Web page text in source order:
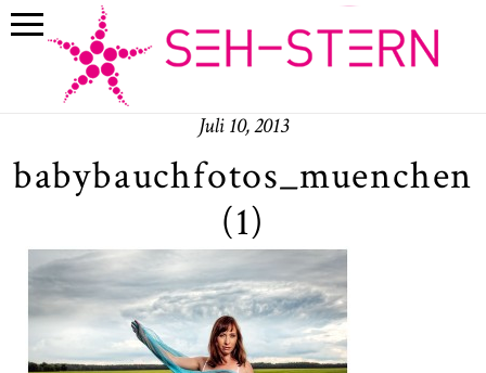
Juli 10, 2013
babybauchfotos_muenchen
(1)